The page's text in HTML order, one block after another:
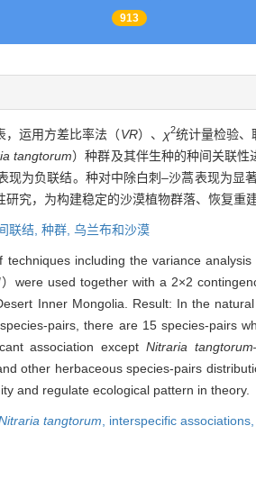
913
，运用方差比率法（VR）、 χ2统计量检验、
tangtorum）种群及其伴生种的种间关联
现为负联结。种对中除白刺–沙蒿表现为
研究，为构建稳定的沙漠植物群落、恢复
联结, 种群, 乌兰布和沙漠
techniques including the variance analysis
）were used together with a 2×2
Inner Mongolia. Result: In the
pairs, there are 15 species-pairs
association except Nitraria tangtorum
other herbaceous species-pairs
and regulate ecological pattern in theory.
tangtorum interspecific